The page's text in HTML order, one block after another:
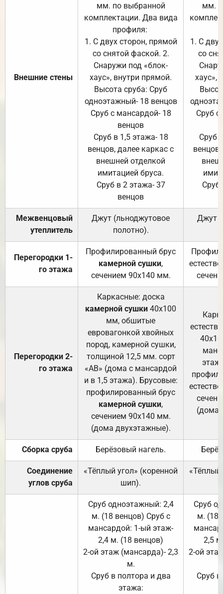
Внешние стены
мм. по выбранной
комплектации. Два вида
профиля:
1. С двух сторон, прямой
со снятой фаской. 2.
Снаружи под «блок-
хаус», внутри прямой.
Высота сруба: Сруб
одноэтажный- 18 венцов
Сруб с мансардой- 18
венцов
Сруб в 1,5 этажа- 18
венцов, далее каркас с
внешней отделкой
имитацией бруса.
Сруб в 2 этажа- 37
венцов
мм.
1. С
со
хаус»,
Сруб с
Сруб
Сруб
Межвенцовый
утеплитель
Джут (льноджутовое
полотно).
Джут
Перегородки 1-
го этажа
Профилированный брус
камерной сушки,
сечением 90х140 мм.
Перегородки 2-
го этажа
Каркасные: доска
камерной сушки 40х100
мм, обшитые
евровагонкой хвойных
пород, камерной сушки,
толщиной 12,5 мм. сорт
«АВ» (дома с мансардой
и в 1,5 этажа). Брусовые:
профилированный брус
камерной сушки,
сечением 90х140 мм.
(дома двухэтажные).
(дома
Сборка сруба Берёзовый нагель.
Соединение
углов сруба
«Тёплый угол» (коренной
шип).
«Тёплый
Сруб одноэтажный: 2,4
м. (18 венцов) Сруб с
мансардой: 1-ый этаж-
2,4 м. (18 венцов)
2-ой этаж (мансарда)- 2,3
м.
Сруб в полтора и два
этажа:
Сруб
м. (18
2,5
2-ой
Сруб